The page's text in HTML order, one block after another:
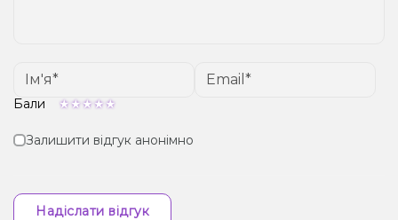
Бали
Залишити відгук анонімно
Надіслати відгук